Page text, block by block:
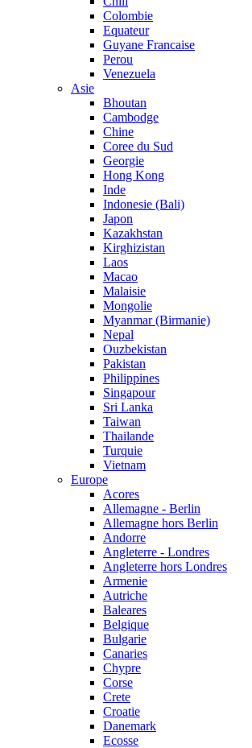
Colombie
Equateur
Guyane Francaise
Perou
Venezuela
Asie
Bhoutan
Cambodge
Chine
Coree du Sud
Georgie
Hong Kong
Inde
Indonesie (Bali)
Japon
Kazakhstan
Kirghizistan
Laos
Macao
Malaisie
Mongolie
Myanmar (Birmanie)
Nepal
Ouzbekistan
Pakistan
Philippines
Singapour
Sri Lanka
Taiwan
Thailande
Turquie
Vietnam
Europe
Acores
Allemagne - Berlin
Allemagne hors Berlin
Andorre
Angleterre - Londres
Angleterre hors Londres
Armenie
Autriche
Baleares
Belgique
Bulgarie
Canaries
Chypre
Corse
Crete
Croatie
Danemark
Ecosse